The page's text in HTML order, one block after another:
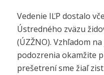
Vedenie IĽP dostalo
Ústredného zväzu
(ÚZŽNO). Vzhľadom
podozrenia okamžite
prešetrení sme žiaľ